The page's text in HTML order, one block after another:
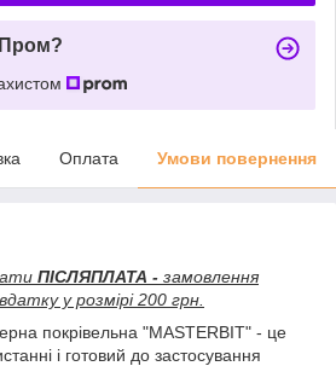
Пром?
Оплата Умови повернення
ПІСЛЯПЛАТА - замовлення
у розмірі 200 грн.
покрівельна "MASTERBIT" - це
і готовий до застосування